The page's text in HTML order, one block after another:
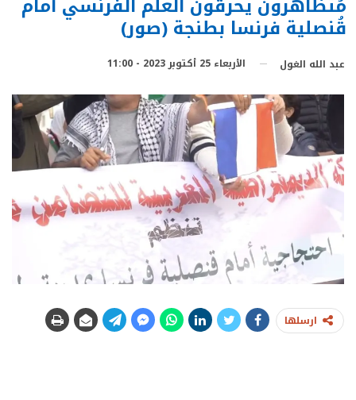
قُنصلية فرنسا بطنجة (صور)
عبد الله الغول الأربعاء 25 أكتوبر 2023 - 11:00
ارسلها